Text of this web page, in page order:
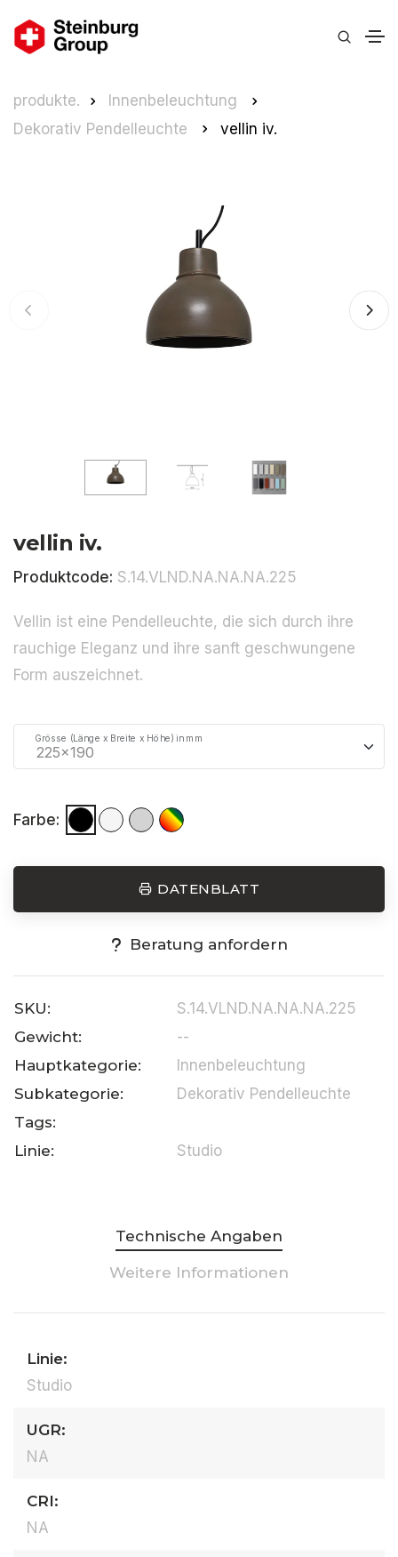
produkte.
Innenbeleuchtung
Dekorativ Pendelleuchte
vellin iv.
vellin iv.
Produktcode: S.14.VLND.NA.NA.NA.225
Vellin ist eine Pendelleuchte, die sich durch ihre
rauchige Eleganz und ihre sanft geschwungene
Form auszeichnet.
Grösse (Länge x Breite x Höhe) in mm
Farbe:
DATENBLATT
Beratung anfordern
SKU:
S.14.VLND.NA.NA.NA.225
Gewicht:
--
Hauptkategorie:
Innenbeleuchtung
Subkategorie:
Dekorativ Pendelleuchte
Tags:
Linie:
Studio
Technische Angaben
Weitere Informationen
Linie:
Studio
UGR:
NA
CRI:
NA